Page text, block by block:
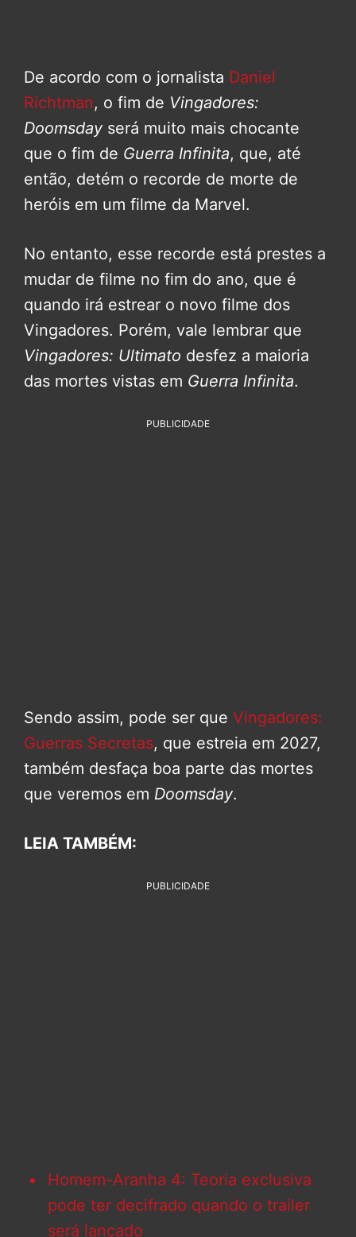
De acordo com o jornalista Daniel
Richtman, o fim de Vingadores:
Doomsday será muito mais chocante
que o fim de Guerra Infinita, que, até
então, detém o recorde de morte de
heróis em um filme da Marvel.
No entanto, esse recorde está prestes a
mudar de filme no fim do ano, que é
quando irá estrear o novo filme dos
Vingadores. Porém, vale lembrar que
Vingadores: Ultimato desfez a maioria
das mortes vistas em Guerra Infinita.
PUBLICIDADE
Sendo assim, pode ser que Vingadores:
Guerras Secretas, que estreia em 2027,
também desfaça boa parte das mortes
que veremos em Doomsday.
LEIA TAMBÉM:
PUBLICIDADE
Homem-Aranha 4: Teoria exclusiva
pode ter decifrado quando o trailer
será lançado